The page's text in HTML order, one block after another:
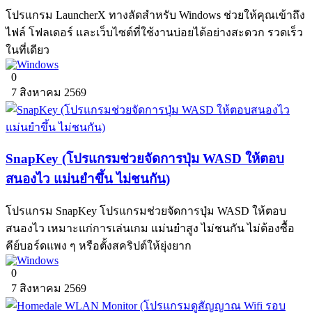
โปรแกรม LauncherX ทางลัดสำหรับ Windows ช่วยให้คุณเข้าถึง
ไฟล์ โฟลเดอร์ และเว็บไซต์ที่ใช้งานบ่อยได้อย่างสะดวก รวดเร็ว
ในที่เดียว
0
7 สิงหาคม 2569
SnapKey (โปรแกรมช่วยจัดการปุ่ม WASD ให้ตอบ
สนองไว แม่นยำขึ้น ไม่ชนกัน)
โปรแกรม SnapKey โปรแกรมช่วยจัดการปุ่ม WASD ให้ตอบ
สนองไว เหมาะแก่การเล่นเกม แม่นยำสูง ไม่ชนกัน ไม่ต้องซื้อ
คีย์บอร์ดแพง ๆ หรือตั้งสคริปต์ให้ยุ่งยาก
0
7 สิงหาคม 2569